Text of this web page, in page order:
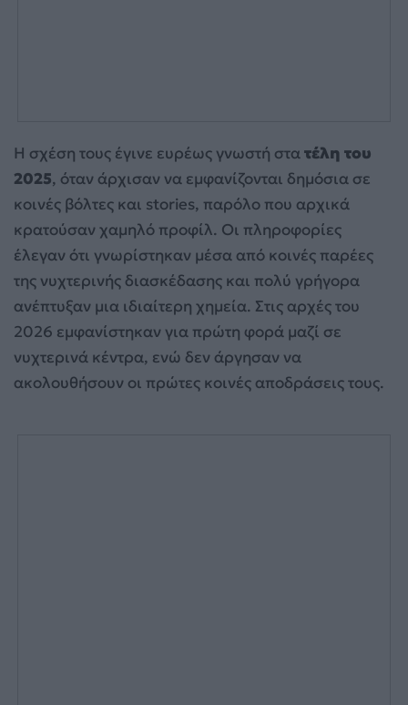
Η σχέση τους έγινε ευρέως γνωστή στατέλη του
2025, όταν άρχισαν να εμφανίζονται δημόσια σε
κοινές βόλτες και stories, παρόλο που αρχικά
κρατούσαν χαμηλό προφίλ. Οι πληροφορίες
έλεγαν ότι γνωρίστηκαν μέσα από κοινές παρέες
της νυχτερινής διασκέδασης και πολύ γρήγορα
ανέπτυξαν μια ιδιαίτερη χημεία. Στις αρχές του
2026 εμφανίστηκαν για πρώτη φορά μαζί σε
νυχτερινά κέντρα, ενώ δεν άργησαν να
ακολουθήσουν οι πρώτες κοινές αποδράσεις τους.